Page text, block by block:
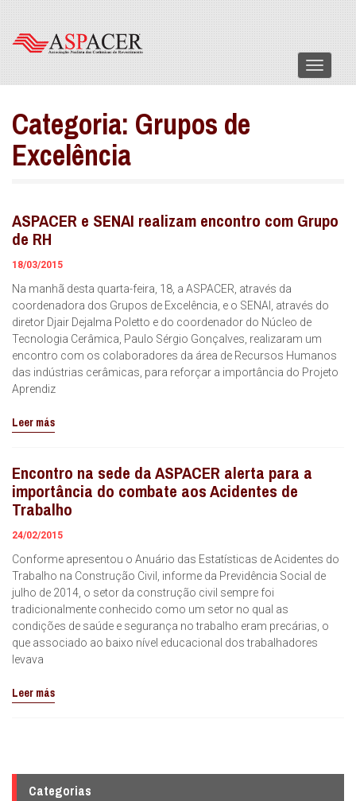
Menu
Categoria: Grupos de
Excelência
ASPACER e SENAI realizam encontro com Grupo
de RH
18/03/2015
Na manhã desta quarta-feira, 18, a ASPACER, através da
coordenadora dos Grupos de Excelência, e o SENAI, através do
diretor Djair Dejalma Poletto e do coordenador do Núcleo de
Tecnologia Cerâmica, Paulo Sérgio Gonçalves, realizaram um
encontro com os colaboradores da área de Recursos Humanos
das indústrias cerâmicas, para reforçar a importância do Projeto
Aprendiz
Leer más
Encontro na sede da ASPACER alerta para a
importância do combate aos Acidentes de
Trabalho
24/02/2015
Conforme apresentou o Anuário das Estatísticas de Acidentes do
Trabalho na Construção Civil, informe da Previdência Social de
julho de 2014, o setor da construção civil sempre foi
tradicionalmente conhecido como um setor no qual as
condições de saúde e segurança no trabalho eram precárias, o
que associado ao baixo nível educacional dos trabalhadores
levava
Leer más
Categorias